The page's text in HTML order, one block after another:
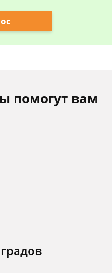
помогут вам